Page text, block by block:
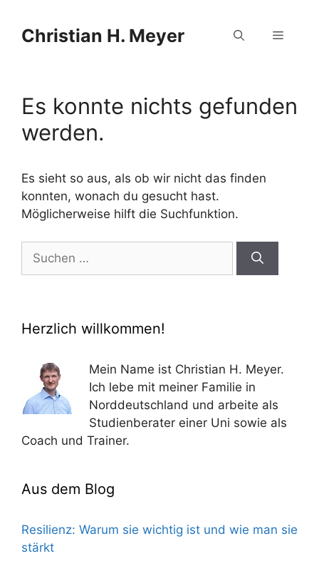
Inhalt
springen
Inhalt
springen
Christian H. Meyer Menü
Es konnte nichts gefunden
werden.
Es sieht so aus, als ob wir nicht das finden
konnten, wonach du gesucht hast.
Möglicherweise hilft die Suchfunktion.
nach:
Herzlich willkommen!
Mein Name ist Christian H. Meyer.
Ich lebe mit meiner Familie in
Norddeutschland und arbeite als
Studienberater einer Uni sowie als
Coach und Trainer.
Aus dem Blog
Resilienz: Warum sie wichtig ist und wie man sie
stärkt